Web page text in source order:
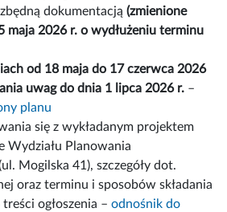
dokumentacją(zmienione
maja 2026 r. o wydłużeniu terminu
od 18 maja do 17 czerwca 2026
uwag do dnia 1 lipca 2026 r. –
planu
się z wykładanym projektem
Wydziału Planowania
Mogilska 41), szczegóły dot.
oraz terminu i sposobów składania
ogłoszenia –odnośnik do